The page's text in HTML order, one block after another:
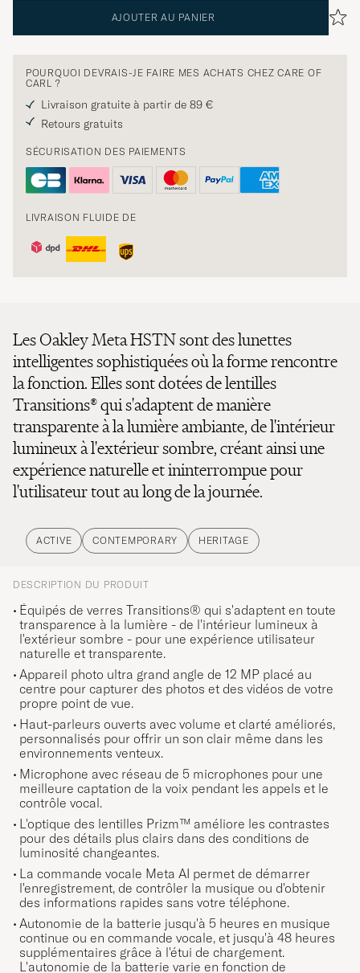
AJOUTER AU PANIER
POURQUOI DEVRAIS-JE FAIRE MES ACHATS CHEZ CARE OF
CARL ?
Livraison gratuite à partir de 89 €
Retours gratuits
SÉCURISATION DES PAIEMENTS
LIVRAISON FLUIDE DE
Les Oakley Meta HSTN sont des lunettes
intelligentes sophistiquées où la forme rencontre
la fonction. Elles sont dotées de lentilles
Transitions® qui s'adaptent de manière
transparente à la lumière ambiante, de l'intérieur
lumineux à l'extérieur sombre, créant ainsi une
expérience naturelle et ininterrompue pour
l'utilisateur tout au long de la journée.
ACTIVE CONTEMPORARY HERITAGE
DESCRIPTION DU PRODUIT
Équipés de verres Transitions® qui s'adaptent en toute
transparence à la lumière - de l'intérieur lumineux à
l'extérieur sombre - pour une expérience utilisateur
naturelle et transparente.
Appareil photo ultra grand angle de 12 MP placé au
centre pour capturer des photos et des vidéos de votre
propre point de vue.
Haut-parleurs ouverts avec volume et clarté améliorés,
personnalisés pour offrir un son clair même dans les
environnements venteux.
Microphone avec réseau de 5 microphones pour une
meilleure captation de la voix pendant les appels et le
contrôle vocal.
L'optique des lentilles Prizm™ améliore les contrastes
pour des détails plus clairs dans des conditions de
luminosité changeantes.
La commande vocale Meta AI permet de démarrer
l'enregistrement, de contrôler la musique ou d'obtenir
des informations rapides sans votre téléphone.
Autonomie de la batterie jusqu'à 5 heures en musique
continue ou en commande vocale, et jusqu'à 48 heures
supplémentaires grâce à l'étui de chargement.
L'autonomie de la batterie varie en fonction de